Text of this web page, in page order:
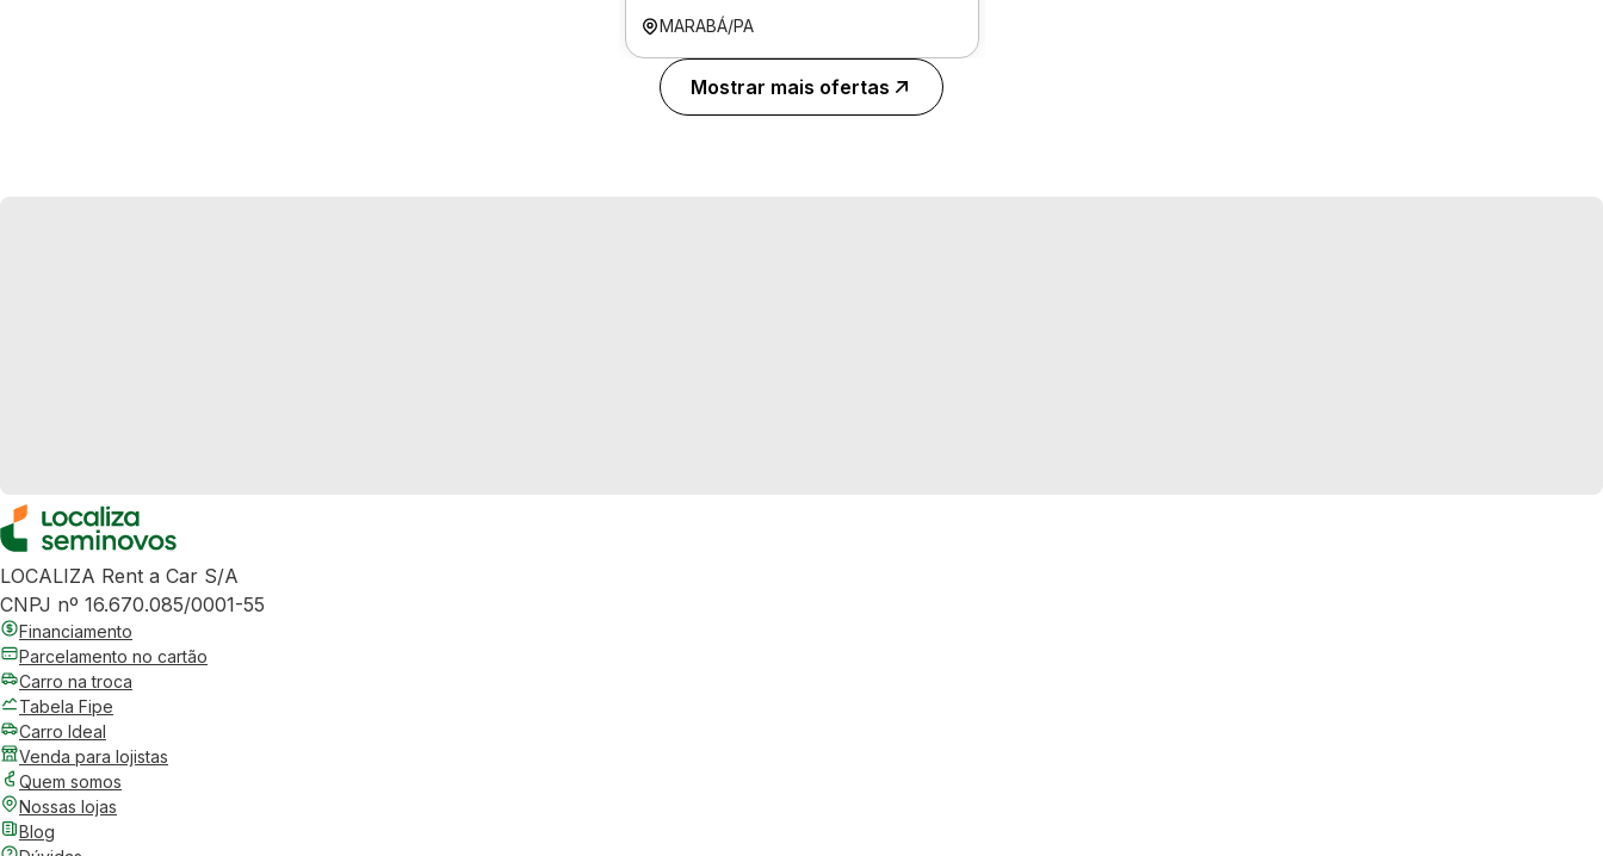
MARABÁ/PA
Mostrar mais ofertas
LOCALIZA Rent a Car S/A
CNPJ nº 16.670.085/0001-55
Financiamento
Parcelamento no cartão
Carro na troca
Tabela Fipe
Carro Ideal
Venda para lojistas
Quem somos
Nossas lojas
Blog